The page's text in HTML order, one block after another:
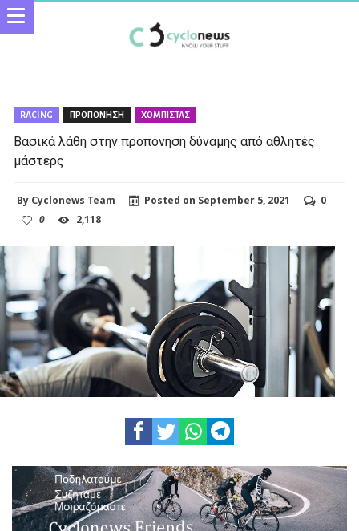
RACING ΠΡΟΠΟΝΗΣΗ ΧΟΜΠΙΣΤΑΣ
Βασικά λάθη στην προπόνηση δύναμης από αθλητές
μάστερς
By Cyclonews Team Posted on September 5, 2021
0
0
2,118